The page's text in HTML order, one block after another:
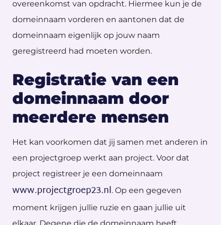
overeenkomst van opdracht. Hiermee kun je de
domeinnaam vorderen en aantonen dat de
domeinnaam eigenlijk op jouw naam
geregistreerd had moeten worden.
Registratie van een
domeinnaam door
meerdere mensen
Het kan voorkomen dat jij samen met anderen in
een projectgroep werkt aan project. Voor dat
project registreer je een domeinnaam
www.projectgroep23.nl. Op een gegeven
moment krijgen jullie ruzie en gaan jullie uit